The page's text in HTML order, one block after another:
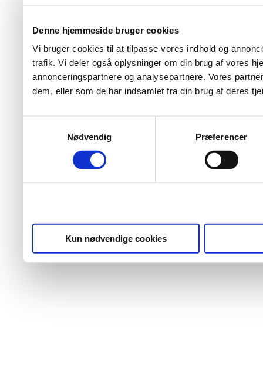
Denne hjemmeside bruger cookies
Vi bruger cookies til at tilpasse vores indhold og
trafik. Vi deler også oplysninger om din brug af vores
annonceringspartnere og analysepartnere. Vores
dem, eller som de har indsamlet fra din brug af deres
Nødvendig
Præferencer
Kun nødvendige cookies